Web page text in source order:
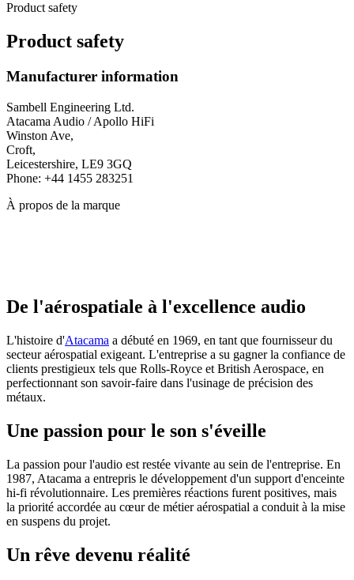
Product safety
Product safety
Manufacturer information
Sambell Engineering Ltd.
Atacama Audio / Apollo HiFi
Winston Ave,
Croft,
Leicestershire, LE9 3GQ
Phone: +44 1455 283251
À propos de la marque
De l'aérospatiale à l'excellence audio
L'histoire d'Atacama a débuté en 1969, en tant que fournisseur du
secteur aérospatial exigeant. L'entreprise a su gagner la confiance de
clients prestigieux tels que Rolls-Royce et British Aerospace, en
perfectionnant son savoir-faire dans l'usinage de précision des
métaux.
Une passion pour le son s'éveille
La passion pour l'audio est restée vivante au sein de l'entreprise. En
1987, Atacama a entrepris le développement d'un support d'enceinte
hi-fi révolutionnaire. Les premières réactions furent positives, mais
la priorité accordée au cœur de métier aérospatial a conduit à la mise
en suspens du projet.
Un rêve devenu réalité